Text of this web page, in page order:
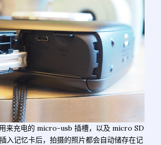
来充电的 micro-usb 插槽，以及 micro SD
入记忆卡后，拍摄的照片都会自动储存在记